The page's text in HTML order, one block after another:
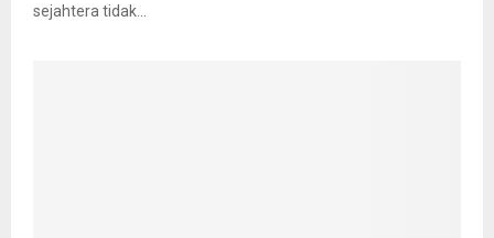
sejahtera tidak...